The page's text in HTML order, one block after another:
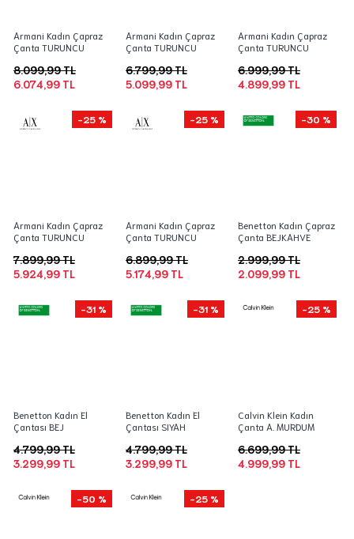
Armani Kadın Çapraz
Çanta TURUNCU
6.074,99 TL
8.099,99 TL
Armani Kadın Çapraz
Çanta TURUNCU
5.099,99 TL
6.799,99 TL
Armani Kadın Çapraz
Çanta TURUNCU
4.899,99 TL
6.999,99 TL
-25 %
Armani Kadın Çapraz
Çanta TURUNCU
5.924,99 TL
7.899,99 TL
-25 %
Armani Kadın Çapraz
Çanta TURUNCU
5.174,99 TL
6.899,99 TL
-30 %
Benetton Kadın Çapraz
Çanta BEJKAHVE
2.099,99 TL
2.999,99 TL
-31 %
Benetton Kadın El
Çantası BEJ
3.299,99 TL
4.799,99 TL
-31 %
Benetton Kadın El
Çantası SIYAH
3.299,99 TL
4.799,99 TL
-25 %
Calvin Klein Kadın
Çanta A. MURDUM
4.999,99 TL
6.699,99 TL
-50 % -25 %